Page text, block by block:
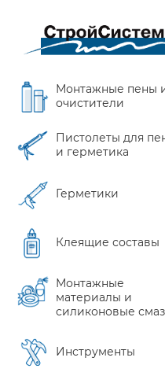
Монтажные пены
очистители
Пистолеты для
и герметика
Герметики
Клеящие составы
Монтажные
материалы и
силиконовые
Инструменты